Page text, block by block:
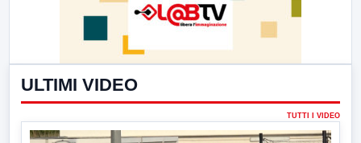
ULTIMI VIDEO
TUTTI I VIDEO